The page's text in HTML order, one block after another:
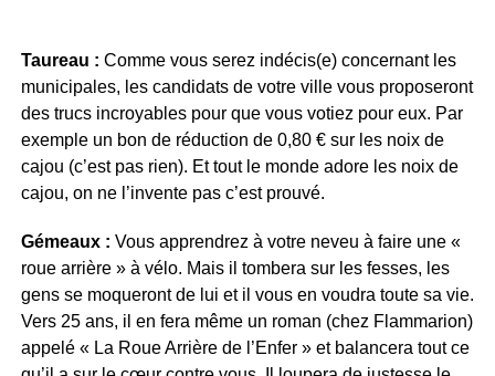
Taureau : Comme vous serez indécis(e) concernant les
municipales, les candidats de votre ville vous proposeront
des trucs incroyables pour que vous votiez pour eux. Par
exemple un bon de réduction de 0,80 € sur les noix de
cajou (c’est pas rien). Et tout le monde adore les noix de
cajou, on ne l’invente pas c’est prouvé.
Gémeaux : Vous apprendrez à votre neveu à faire une «
roue arrière » à vélo. Mais il tombera sur les fesses, les
gens se moqueront de lui et il vous en voudra toute sa vie.
Vers 25 ans, il en fera même un roman (chez Flammarion)
appelé « La Roue Arrière de l’Enfer » et balancera tout ce